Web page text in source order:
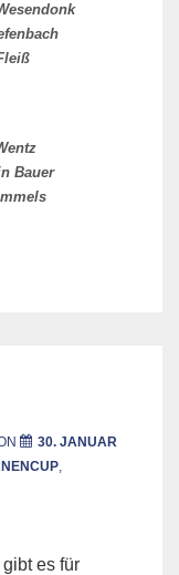
Bauer
30. JANUAR
,
es für